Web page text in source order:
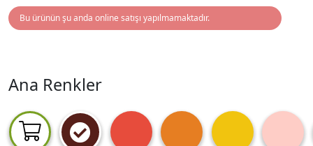
Bu ürünün şu anda online satışı yapılmamaktadır.
Ana Renkler